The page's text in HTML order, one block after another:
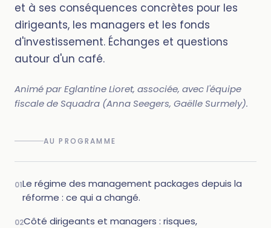
et à ses conséquences concrètes pour les
dirigeants, les managers et les fonds
d'investissement. Échanges et questions
autour d'un café.
Animé par Eglantine Lioret, associée, avec l'équipe
fiscale de Squadra (Anna Seegers, Gaëlle Surmely).
AU PROGRAMME
01Le régime des management packages depuis la
réforme : ce qui a changé.
02Côté dirigeants et managers : risques,